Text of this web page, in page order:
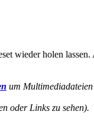
wieder holen
um
oder Links zu sehen).